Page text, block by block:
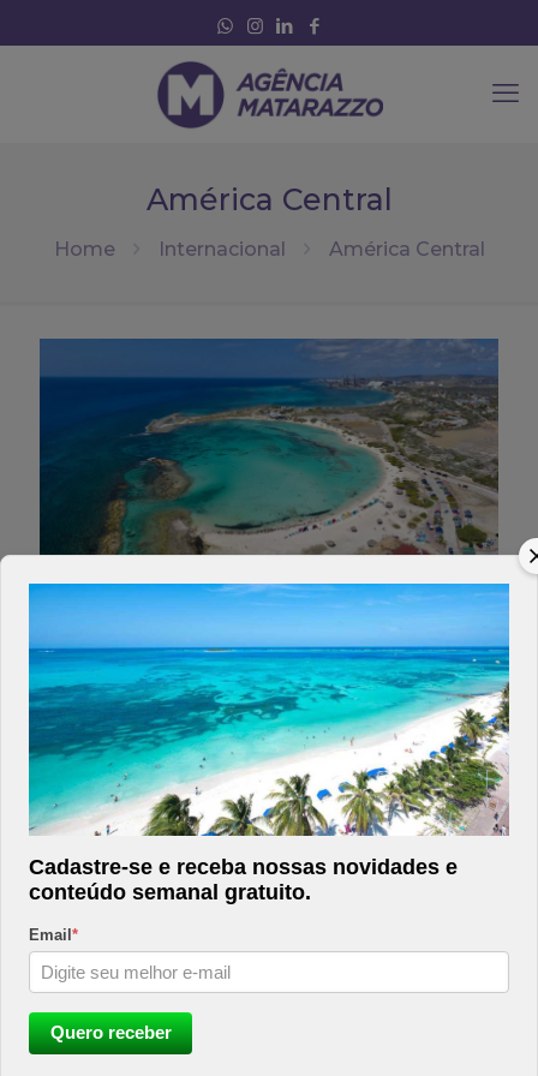
América Central
Home Internacional América Central
Aruba
Cancun
Cadastre-se e receba nossas novidades e
conteúdo semanal gratuito.
Email *
Quero receber